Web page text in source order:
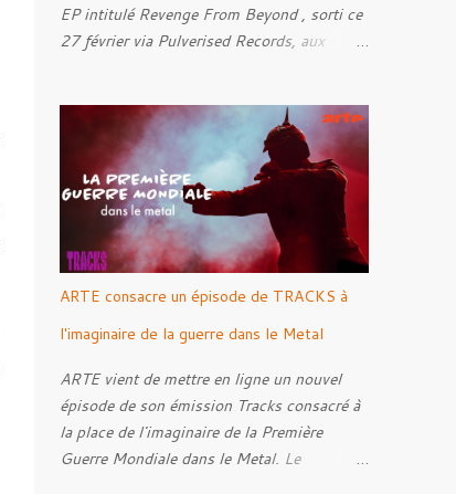
EP intitulé Revenge From Beyond , sorti ce
27 février via Pulverised Records, aux
et mixé par Santi et l'artwork a été réalisé
par Luxi Lahtinen. Tracklist: 01. Into The
Grave 02. The Eternal Embrace 03. A
Somber Night 04. Rebellion Against The
Vile 05. Revenge From Beyond 06. The
Sense Of Fear
ARTE consacre un épisode de TRACKS à
l'imaginaire de la guerre dans le Metal
ARTE vient de mettre en ligne un nouvel
épisode de son émission Tracks consacré à
la place de l'imaginaire de la Première
Guerre Mondiale dans le Metal. Le